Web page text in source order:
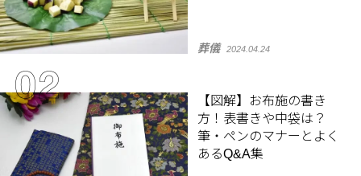
葬儀 2024.04.24
【図解】お布施の書き
方！表書きや中袋は？
筆・ペンのマナーとよく
あるQ&A集